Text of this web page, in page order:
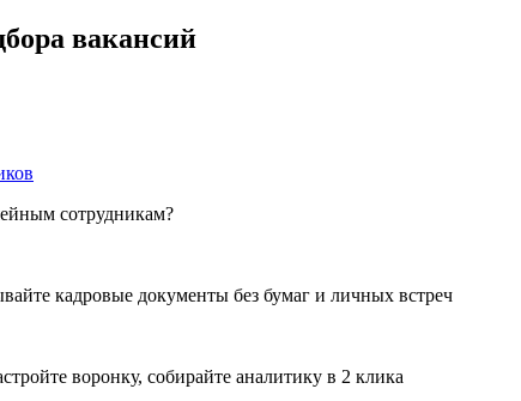
вакансий
сотрудникам?
кадровые документы без бумаг и личных встреч
воронку, собирайте аналитику в 2 клика